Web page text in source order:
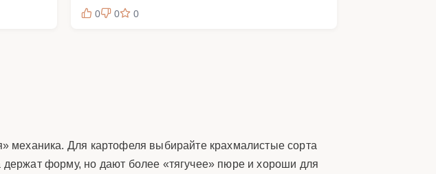
0 0 0
механика. Для картофеля выбирайте крахмалистые сорта
форму, но дают более «тягучее» пюре и хороши для